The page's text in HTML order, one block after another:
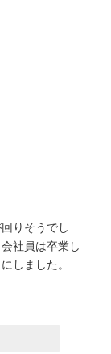
りそうでし
社員は卒業し
しました。